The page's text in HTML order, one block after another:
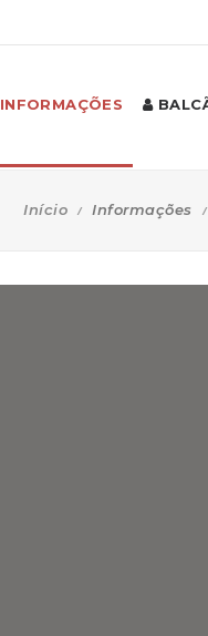
INFORMAÇÕES
Início Informações